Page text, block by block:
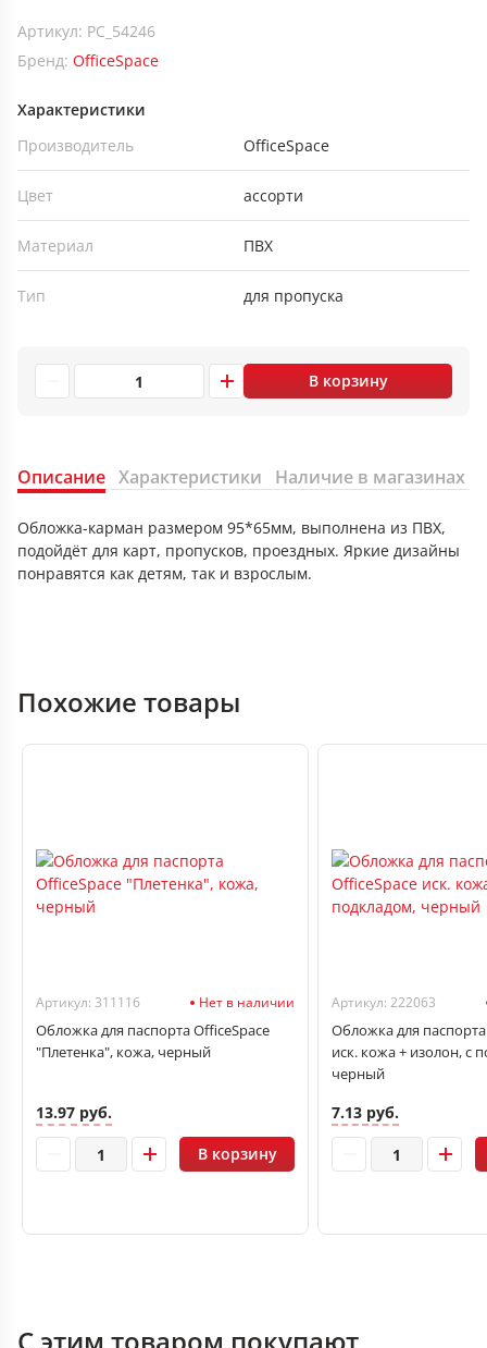
Артикул: PC_54246
Бренд: OfficeSpace
Характеристики
Производитель
OfficeSpace
Цвет ассорти
Материал ПВХ
Тип для пропуска
В корзину
Описание Характеристики Наличие в магазинах
Обложка-карман размером 95*65мм, выполнена из ПВХ,
подойдёт для карт, пропусков, проездных. Яркие дизайны
понравятся как детям, так и взрослым.
Похожие товары
Артикул: 311116 Нет в наличии
Обложка для паспорта OfficeSpace
"Плетенка", кожа, черный
13.97 руб.
В корзину
Артикул: 222063
Обложка для
иск. кожа + изолон, с
черный
7.13 руб.